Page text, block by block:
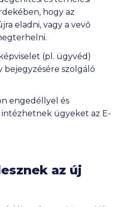
hogy az
eladni, vagy a vevő
(pl. ügyvéd)
szolgáló
engedéllyel és
intézhetnek ügyeket az E-
az új